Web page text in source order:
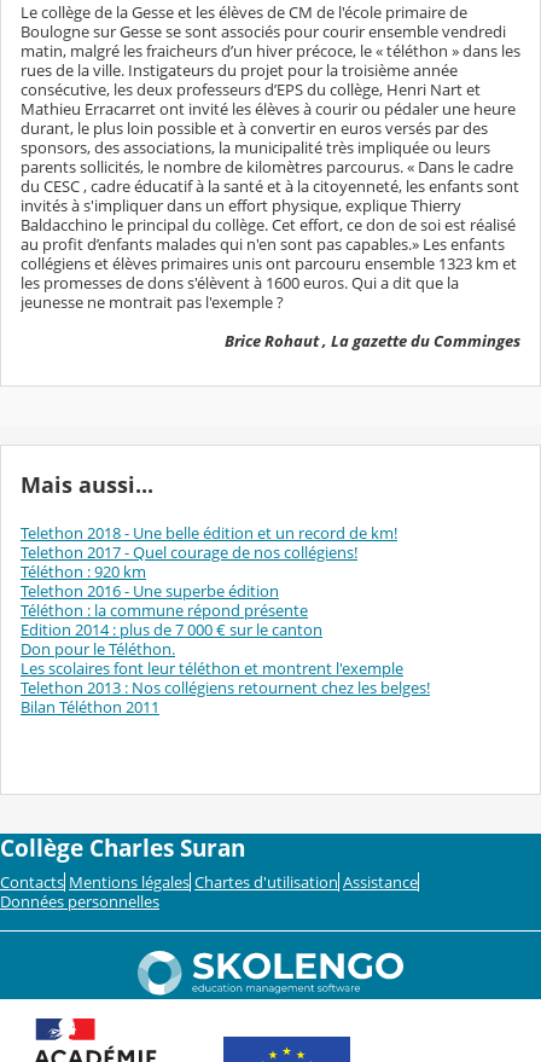
Le collège de la Gesse et les élèves de CM de l'école primaire de
Boulogne sur Gesse se sont associés pour courir ensemble vendredi
matin, malgré les fraicheurs d’un hiver précoce, le « téléthon » dans les
rues de la ville. Instigateurs du projet pour la troisième année
consécutive, les deux professeurs d’EPS du collège, Henri Nart et
Mathieu Erracarret ont invité les élèves à courir ou pédaler une heure
durant, le plus loin possible et à convertir en euros versés par des
sponsors, des associations, la municipalité très impliquée ou leurs
parents sollicités, le nombre de kilomètres parcourus. « Dans le cadre
du CESC , cadre éducatif à la santé et à la citoyenneté, les enfants sont
invités à s'impliquer dans un effort physique, explique Thierry
Baldacchino le principal du collège. Cet effort, ce don de soi est réalisé
au profit d’enfants malades qui n'en sont pas capables.» Les enfants
collégiens et élèves primaires unis ont parcouru ensemble 1323 km et
les promesses de dons s'élèvent à 1600 euros. Qui a dit que la
jeunesse ne montrait pas l'exemple ?
Brice Rohaut , La gazette du Comminges
Mais aussi...
Telethon 2018 - Une belle édition et un record de km!
Telethon 2017 - Quel courage de nos collégiens!
Téléthon : 920 km
Telethon 2016 - Une superbe édition
Téléthon : la commune répond présente
Edition 2014 : plus de 7 000 € sur le canton
Don pour le Téléthon.
Les scolaires font leur téléthon et montrent l'exemple
Telethon 2013 : Nos collégiens retournent chez les belges!
Bilan Téléthon 2011
Collège Charles Suran
Contacts Mentions légales Chartes d'utilisation Assistance
Données personnelles